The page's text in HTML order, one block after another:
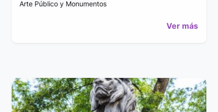
Arte Público y Monumentos
Ver más